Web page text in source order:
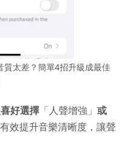
質太差？簡單4招升級成最佳
好選擇 「人聲增強」 或
效提升音樂清晰度，讓聲